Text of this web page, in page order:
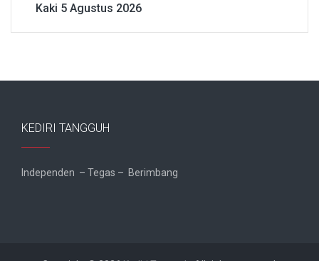
Kaki 5 Agustus 2026
KEDIRI TANGGUH
Independen – Tegas – Berimbang